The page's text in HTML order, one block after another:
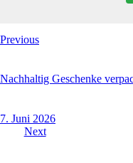
Beitragsnavigation
Previous
Nachhaltig Geschenke
7. Juni 2026
Next